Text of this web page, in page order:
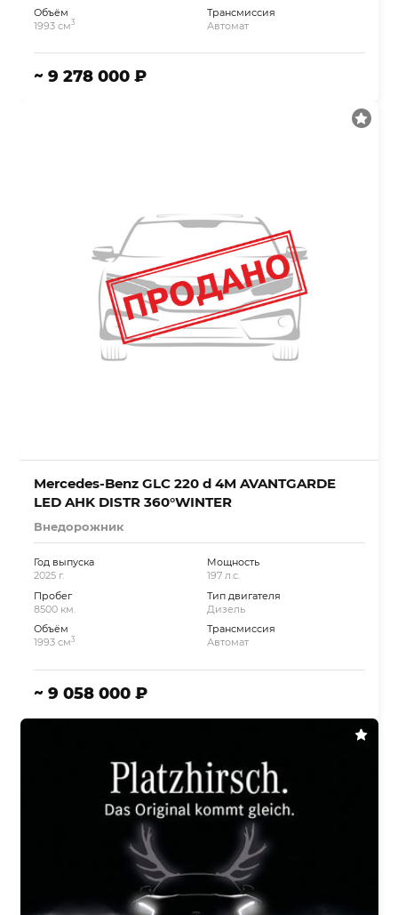
Объём
1993 см3
Трансмиссия
Автомат
~ 9 278 000 ₽
Mercedes-Benz GLC 220 d 4M AVANTGARDE
LED AHK DISTR 360°WINTER
Внедорожник
Год выпуска
2025 г.
Пробег
8500 км.
Объём
1993 см3
Мощность
197 л.с.
Тип двигателя
Дизель
Трансмиссия
Автомат
~ 9 058 000 ₽